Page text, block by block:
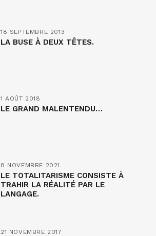
18 SEPTEMBRE 2013
LA BUSE À DEUX TÊTES.
1 AOÛT 2018
LE GRAND MALENTENDU…
8 NOVEMBRE 2021
LE TOTALITARISME CONSISTE À
TRAHIR LA RÉALITÉ PAR LE
LANGAGE.
21 NOVEMBRE 2017